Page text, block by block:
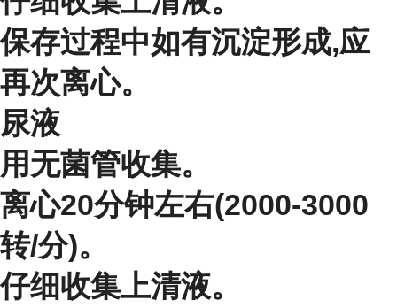
保存过程中如有沉淀形成,应
再次离心。
尿液
用无菌管收集。
离心20分钟左右(2000-3000
转/分)。
仔细收集上清液。